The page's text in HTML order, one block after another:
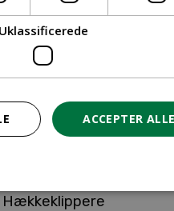
Behind
Løvblæsere
Motorsave
Uklassificerede
ACCEPTER